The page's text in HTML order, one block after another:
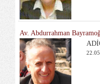
Av. Abdurrahman